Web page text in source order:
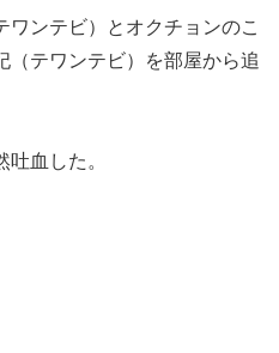
ンテビ）とオクチョンのこ
（テワンテビ）を部屋から追
血した。